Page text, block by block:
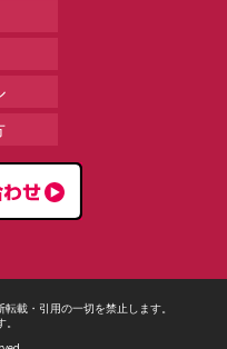
載・引用の一切を禁止します。